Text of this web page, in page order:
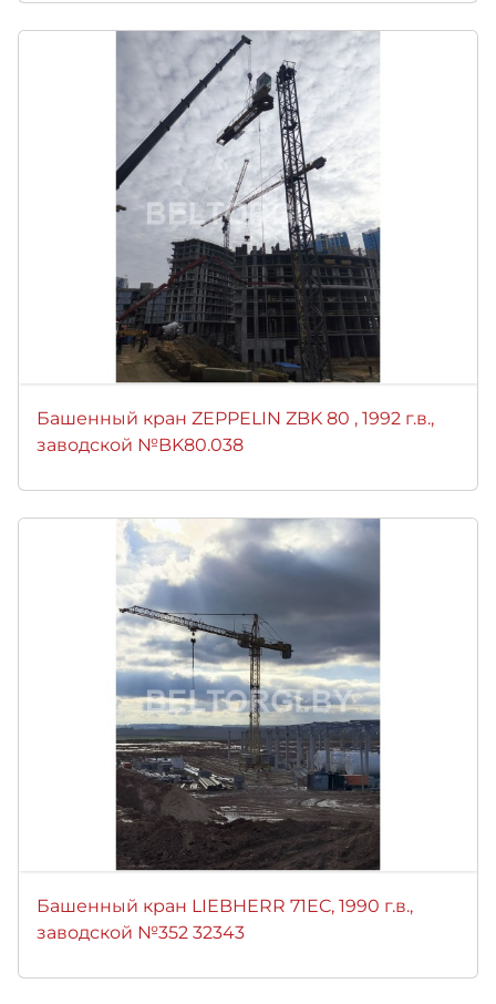
Башенный кран ZEPPELIN ZBK 80 , 1992 г.в.,
заводской №BK80.038
Башенный кран LIEBHERR 71EC, 1990 г.в.,
заводской №352 32343